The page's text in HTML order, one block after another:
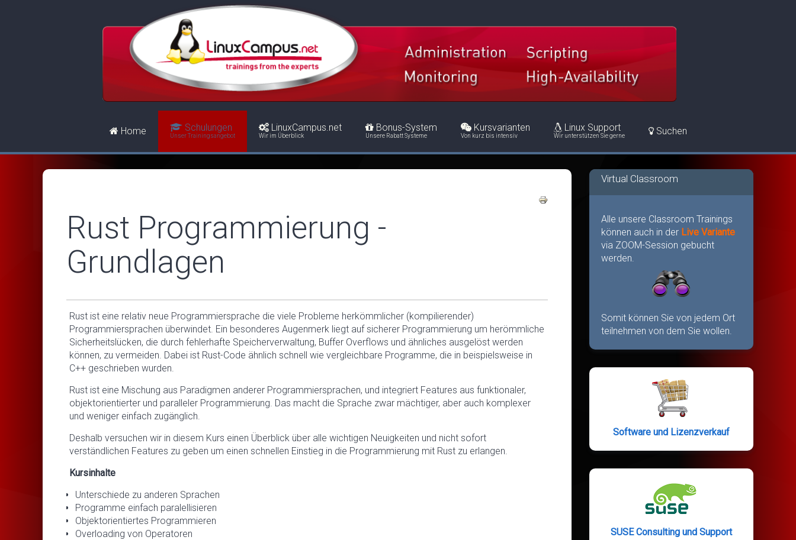
Home Schulungen
Unser Trainingsangebot
LinuxCampus.net
Wir im Überblick
Bonus-System
Unsere Rabatt Systeme
Kursvarianten
Von kurz bis intensiv
Linux Support
Wir unterstützen Sie gerne Suchen
Rust Programmierung -
Grundlagen
Rust ist eine relativ neue Programmiersprache die viele Probleme herkömmlicher (kompilierender)
Programmiersprachen überwindet. Ein besonderes Augenmerk liegt auf sicherer Programmierung um herömmliche
Sicherheitslücken, die durch fehlerhafte Speicherverwaltung, Buffer Overflows und ähnliches ausgelöst werden
können, zu vermeiden. Dabei ist Rust-Code ähnlich schnell wie vergleichbare Programme, die in beispielsweise in
C++ geschrieben wurden.
Rust ist eine Mischung aus Paradigmen anderer Programmiersprachen, und integriert Features aus funktionaler,
objektorientierter und paralleler Programmierung. Das macht die Sprache zwar mächtiger, aber auch komplexer
und weniger einfach zugänglich.
Deshalb versuchen wir in diesem Kurs einen Überblick über alle wichtigen Neuigkeiten und nicht sofort
verständlichen Features zu geben um einen schnellen Einstieg in die Programmierung mit Rust zu erlangen.
Kursinhalte
Unterschiede zu anderen Sprachen
Programme einfach paralellisieren
Objektorientiertes Programmieren
Overloading von Operatoren
Virtual Classroom
Alle unsere Classroom Trainings
können auch in der Live Variante
via ZOOM-Session gebucht
werden.
Somit können Sie von jedem Ort
teilnehmen von dem Sie wollen.
Software und Lizenzverkauf
SUSE Consulting und Support